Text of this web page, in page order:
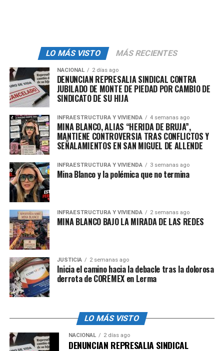
kilogramos de papayas”, escribió Durazo, quien además
señaló que el valor de la sustancia sería de más de
millones de dólares.
Es por ello que la persona y lo asegurado fueron puestos
a disposición del Ministerio Público para que sean
realizadas las investigaciones pertinentes. En una de las
imágenes compartidas por el Ejército se puede ver que
el cargamento ilícito era transportado junto con cajas
depapayas
Otra fotografía muestra la parte trasera del
tractocamión con una de las puertas abiertas, con lo
que se puede ver lascajasde color amarillo con
imágenes de
fruta . Mientras que horas antes de que la
Sedena confirmara el aseguramiento de la sustancia
circularon reportes en redes sociales sobre el
aseguramiento de droga en un vehículo de color rojo
que también transportaba papayas.
LO MÁS VISTO MÁS RECIENTES
NACIONAL 2 días ago
DENUNCIAN REPRESALIA SINDICAL CONTRA
JUBILADO DE MONTE DE PIEDAD POR CAMBIO DE
SINDICATO DE SU HIJA
INFRAESTRUCTURA Y VIVIENDA 4 semanas ago
MINA BLANCO, ALIAS “HERIDA DE BRUJA”,
MANTIENE CONTROVERSIA TRAS CONFLICTOS Y
SEÑALAMIENTOS EN SAN MIGUEL DE ALLENDE
INFRAESTRUCTURA Y VIVIENDA 3 semanas ago
Mina Blanco y la polémica que no termina
INFRAESTRUCTURA Y VIVIENDA 2 semanas ago
MINA BLANCO BAJO LA MIRADA DE LAS REDES
JUSTICIA 2 semanas ago
Inicia el camino hacia la debacle tras la dolorosa
derrota de COREMEX en Lerma
LO MÁS VISTO
NACIONAL 2 días ago
DENUNCIAN REPRESALIA SINDICAL